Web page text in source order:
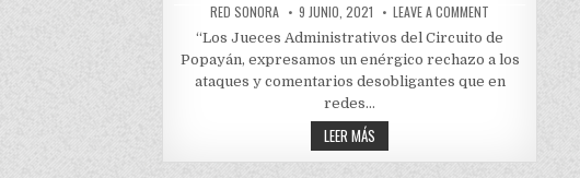
AUTHOR:
RED SONORA PUBLISHED
DATE:
9 JUNIO, 2021 LEAVE A COMMENT
OFICIAL
DE
LOS
JUZGADOS
ADMINISTRATIVOS
“Los Jueces Administrativos del Circuito de
Popayán, expresamos un enérgico rechazo a los
ataques y comentarios desobligantes que en
redes…
LEER MÁS
OFICIAL
DE